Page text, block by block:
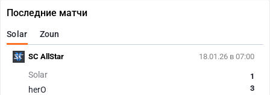
Последние матчи
Solar Zoun
18.01.26 в 07:00
Solar
herO
1
3
SC AllStar